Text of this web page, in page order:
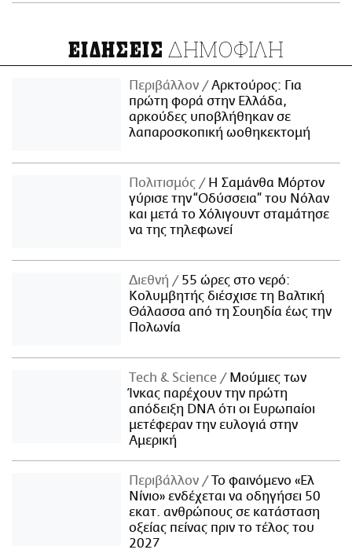
ΕΙΔΗΣΕΙΣ ΔΗΜΟΦΙΛΗ
Περιβάλλον
Αρκτούρος: Για
πρώτη φορά στην Ελλάδα,
αρκούδες υποβλήθηκαν σε
λαπαροσκοπική ωοθηκεκτομή
Πολιτισμός
Η Σαμάνθα Μόρτον
γύρισε την “Οδύσσεια” του Νόλαν
και μετά το Χόλιγουντ σταμάτησε
να της τηλεφωνεί
Διεθνή
55 ώρες στο νερό:
Κολυμβητής διέσχισε τη Βαλτική
Θάλασσα από τη Σουηδία έως την
Πολωνία
Τech & Science
Μούμιες των
Ίνκας παρέχουν την πρώτη
απόδειξη DNA ότι οι Ευρωπαίοι
μετέφεραν την ευλογιά στην
Αμερική
Περιβάλλον
Το φαινόμενο «Ελ
Νίνιο» ενδέχεται να οδηγήσει 50
εκατ. ανθρώπους σε κατάσταση
οξείας πείνας πριν το τέλος του
2027